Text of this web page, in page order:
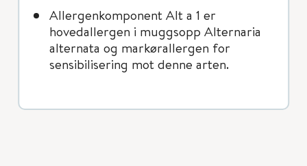
Allergenkomponent Alt a 1 er
hovedallergen i muggsopp Alternaria
alternata og markørallergen for
sensibilisering mot denne arten.